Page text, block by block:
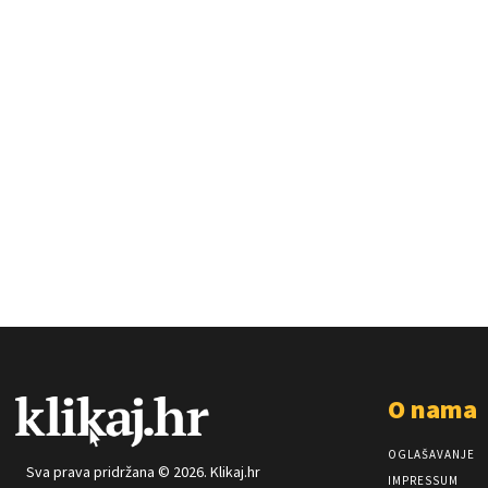
Sva prava pridržana © 2026. Klikaj.hr
O nama
OGLAŠAVANJE
IMPRESSUM